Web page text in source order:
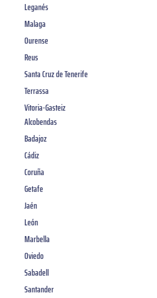
Leganés
Malaga
Ourense
Reus
Santa Cruz de Tenerife
Terrassa
Vitoria-Gasteiz
Alcobendas
Badajoz
Cádiz
Coruña
Getafe
Jaén
León
Marbella
Oviedo
Sabadell
Santander